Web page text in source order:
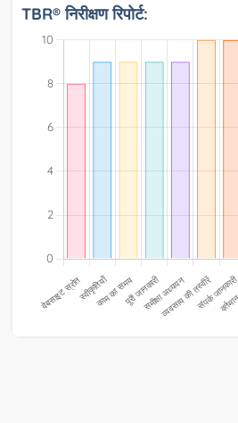
TBR® निरीक्षण रिपोर्ट: